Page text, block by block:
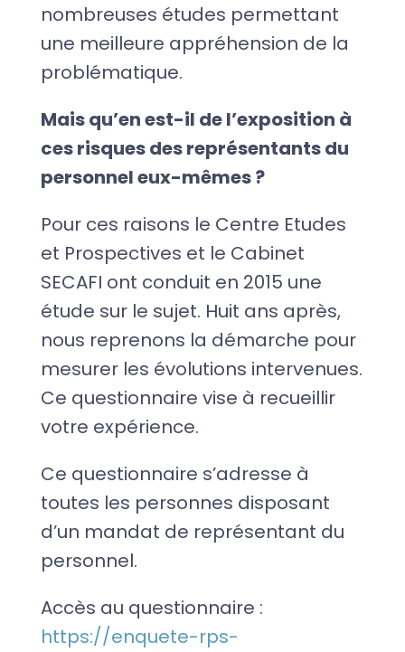
nombreuses études permettant
une meilleure appréhension de la
problématique.
Mais qu’en est-il de l’exposition à
ces risques des représentants du
personnel eux-mêmes ?
Pour ces raisons le Centre Etudes
et Prospectives et le Cabinet
SECAFI ont conduit en 2015 une
étude sur le sujet. Huit ans après,
nous reprenons la démarche pour
mesurer les évolutions intervenues.
Ce questionnaire vise à recueillir
votre expérience.
Ce questionnaire s’adresse à
toutes les personnes disposant
d’un mandat de représentant du
personnel.
Accès au questionnaire :
https://enquete-rps-